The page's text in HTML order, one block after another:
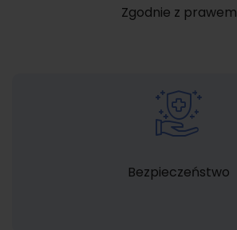
Zgodnie z prawem
Bezpieczeństwo